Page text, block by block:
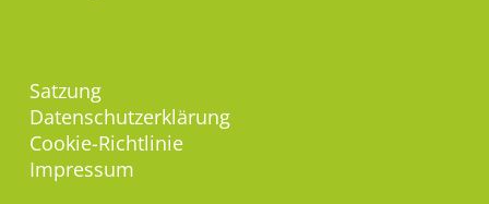
Satzung
Datenschutzerklärung
Cookie-Richtlinie
Impressum